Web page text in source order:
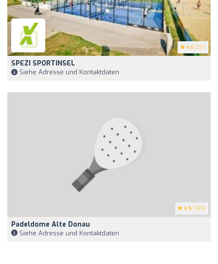
4.5 (131)
SPEZI SPORTINSEL
Siehe Adresse und Kontaktdaten
4.9 (199)
Padeldome Alte Donau
Siehe Adresse und Kontaktdaten